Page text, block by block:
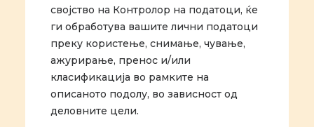
својство на Контролор на податоци, ќе
ги обработува вашите лични податоци
преку користење, снимање, чување,
ажурирање, пренос и/или
класификација во рамките на
описаното подолу, во зависност од
деловните цели.